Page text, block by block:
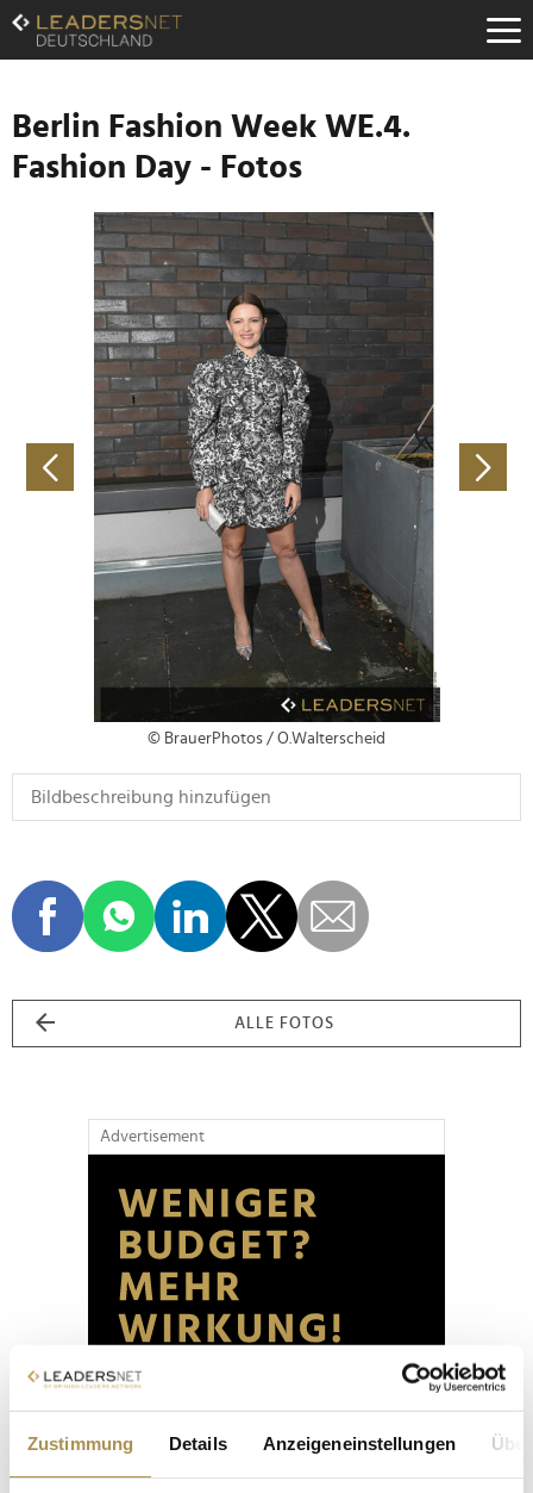
Zustimmung Details Anzeigeneinstellungen
Zum
Inhalt
Zur
Navigation
Zur
Hauptnavigation
Berlin Fashion Week WE.4.
Fashion Day - Fotos
© BrauerPhotos / O.Walterscheid
ALLE FOTOS
Advertisement